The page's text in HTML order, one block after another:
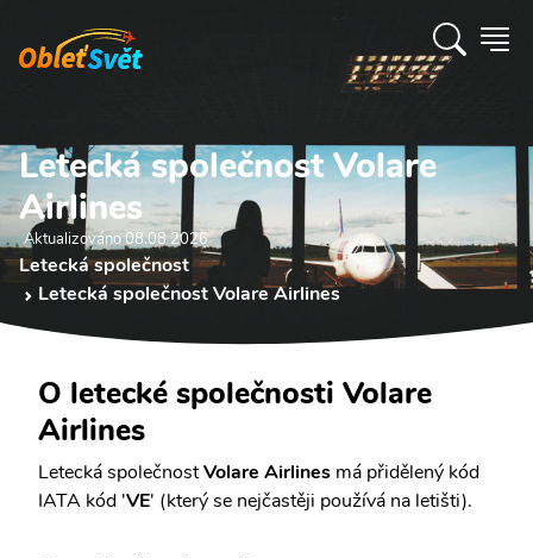
Letecká společnost Volare
Airlines
Aktualizováno 08.08 2026
Letecká společnost
Letecká společnost Volare Airlines
O letecké společnosti Volare
Airlines
Letecká společnostVolare Airlines má přidělený kód
IATA kód 'VE' (který se nejčastěji používá na letišti).